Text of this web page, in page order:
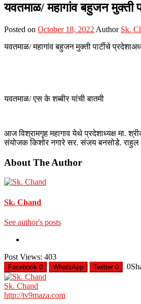
यवतमाळ/ महागांव बहुजन मुक्ती
Posted on October 18, 2022 Author Sk.
यवतमाळ/ महागांव बहुजन मुक्ती पार्टीचे
यवतमाळ/ एस के शब्बीर यांची बातमी
आज विश्रामगृह महागाव येथे प्रदेशाध्यक्ष मा.
संयोजक किशोर नगारे सर. संजय बनसोडे. राहुल
About The Author
Sk. Chand
See author's posts
Post Views: 403
Facebook 0 WhatsApp Twitter 0 0
Sk. Chand
http://tv9maza.com